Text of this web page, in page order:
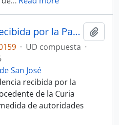
Correspondencia recibida por la Parroquia de San Luis de Aserrí
· UD compuesta ·
San José
recibida por la
de la Curia
de autoridades